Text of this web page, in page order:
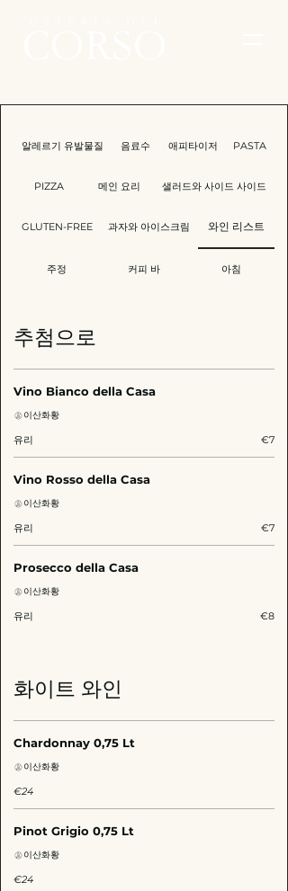
알레르기 유발물질 음료수 애피타이저 PASTA
PIZZA 메인 요리 샐러드와 사이드 사이드
GLUTEN-FREE 과자와 아이스크림 와인 리스트
주정 커피 바 아침
추첨으로
Vino Bianco della Casa
유리 €7
이산화황
Vino Rosso della Casa
유리 €7
이산화황
Prosecco della Casa
유리 €8
이산화황
화이트 와인
Chardonnay 0,75 Lt
€24
이산화황
Pinot Grigio 0,75 Lt
€24
이산화황